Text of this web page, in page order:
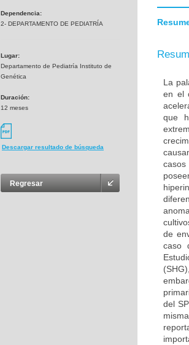
Dependencia:
2- DEPARTAMENTO DE PEDIATRÍA
Lugar:
Departamento de Pediatría Instituto de
Genética
Duración:
12 meses
Descargar resultado de búsqueda
Regresar
La
en el
que
de
caso
del